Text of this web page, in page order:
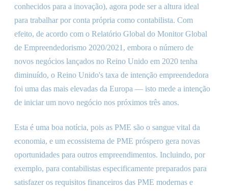
conhecidos para a inovação), agora pode ser a altura ideal
para trabalhar por conta própria como contabilista. Com
efeito, de acordo com o Relatório Global do Monitor Global
de Empreendedorismo 2020/2021, embora o número de
novos negócios lançados no Reino Unido em 2020 tenha
diminuído, o Reino Unido's taxa de intenção empreendedora
foi uma das mais elevadas da Europa — isto mede a intenção
de iniciar um novo negócio nos próximos três anos.
Esta é uma boa notícia, pois as PME são o sangue vital da
economia, e um ecossistema de PME próspero gera novas
oportunidades para outros empreendimentos. Incluindo, por
exemplo, para contabilistas especificamente preparados para
satisfazer os requisitos financeiros das PME modernas e